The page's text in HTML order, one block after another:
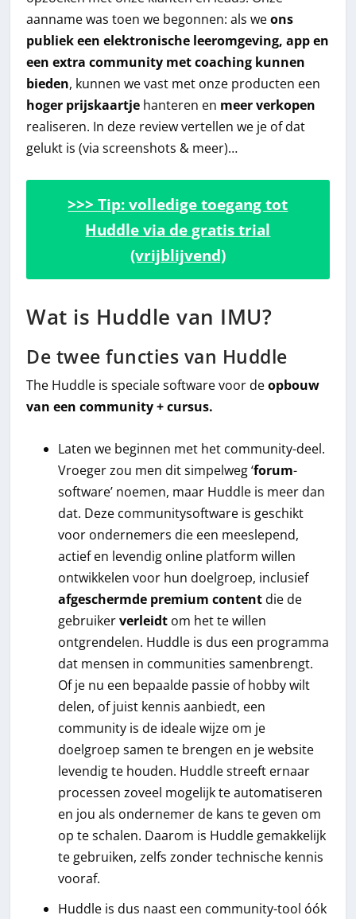
aanname was toen we begonnen: als weons
publiek een elektronische leeromgeving, app en
een extra community met coaching kunnen
bieden, kunnen we vast met onze producten een
hoger prijskaartje hanteren en meer verkopen
realiseren. In deze review vertellen we je of dat
gelukt is (via screenshots & meer)…
>>> Tip: volledige toegang tot
Huddle via de gratis trial
(vrijblijvend)
Wat is Huddle van IMU?
De twee functies van Huddle
The Huddle is speciale software voor deopbouw
van een community + cursus.
Laten we beginnen met het community-deel.
Vroeger zou men dit simpelweg ‘forum-
software’ noemen, maar Huddle is meer dan
dat. Deze communitysoftware is geschikt
voor ondernemers die een meeslepend,
actief en levendig online platform willen
ontwikkelen voor hun doelgroep, inclusief
afgeschermde premium content die de
gebruikerverleidt om het te willen
ontgrendelen. Huddle is dus een programma
dat mensen in communities samenbrengt.
Of je nu een bepaalde passie of hobby wilt
delen, of juist kennis aanbiedt, een
community is de ideale wijze om je
doelgroep samen te brengen en je website
levendig te houden. Huddle streeft ernaar
processen zoveel mogelijk te automatiseren
en jou als ondernemer de kans te geven om
op te schalen. Daarom is Huddle gemakkelijk
te gebruiken, zelfs zonder technische kennis
vooraf.
Huddle is dus naast een community-tool óók